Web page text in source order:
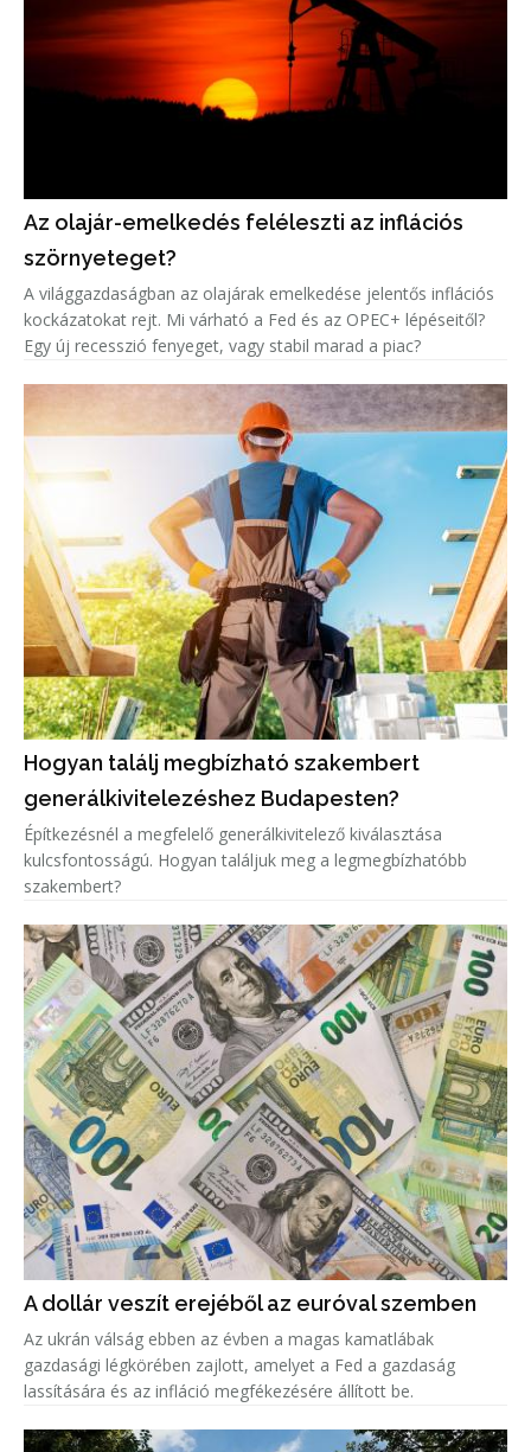
Az olajár-emelkedés feléleszti az inflációs
szörnyeteget?
A világgazdaságban az olajárak emelkedése jelentős inflációs
kockázatokat rejt. Mi várható a Fed és az OPEC+ lépéseitől?
Egy új recesszió fenyeget, vagy stabil marad a piac?
Hogyan találj megbízható szakembert
generálkivitelezéshez Budapesten?
Építkezésnél a megfelelő generálkivitelező kiválasztása
kulcsfontosságú. Hogyan találjuk meg a legmegbízhatóbb
szakembert?
A dollár veszít erejéből az euróval szemben
Az ukrán válság ebben az évben a magas kamatlábak
gazdasági légkörében zajlott, amelyet a Fed a gazdaság
lassítására és az infláció megfékezésére állított be.